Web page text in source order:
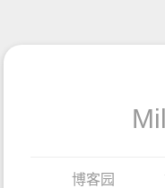
博客园